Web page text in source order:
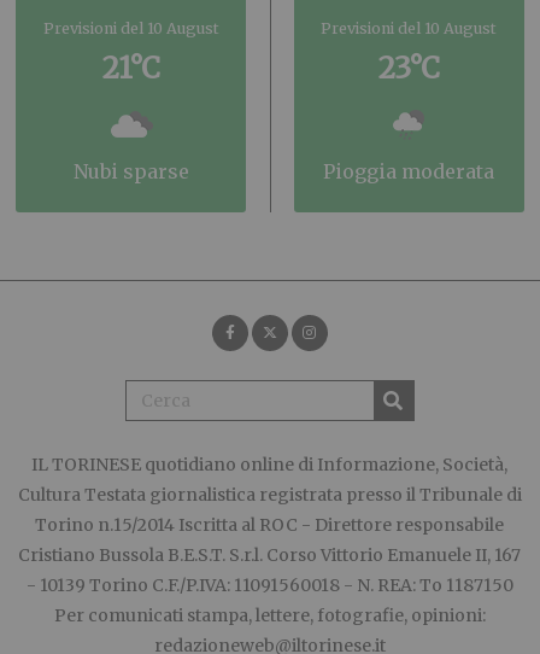
Previsioni del 10 August
21°C
nubi sparse
Previsioni del 10 August
23°C
pioggia moderata
IL TORINESE quotidiano online di Informazione, Società,
Cultura Testata giornalistica registrata presso il Tribunale di
Torino n.15/2014 Iscritta al ROC - Direttore responsabile
Cristiano Bussola B.E.S.T. S.r.l. Corso Vittorio Emanuele II, 167
- 10139 Torino C.F./P.IVA: 11091560018 - N. REA: To 1187150
Per comunicati stampa, lettere, fotografie, opinioni:
redazioneweb@iltorinese.it